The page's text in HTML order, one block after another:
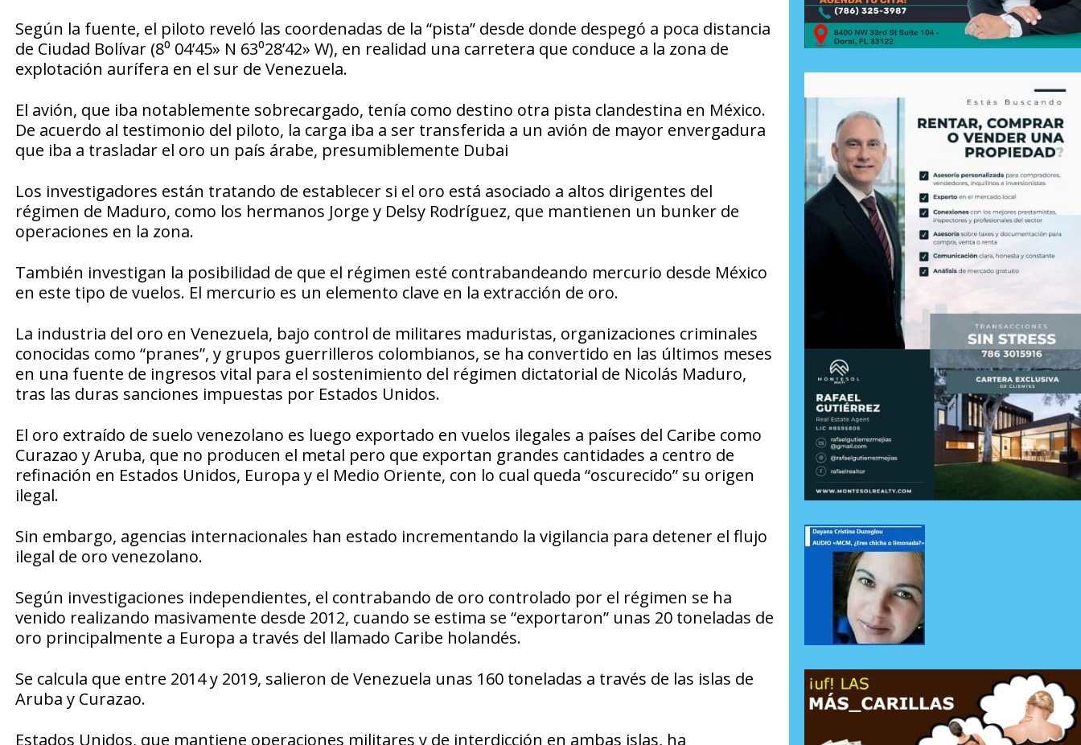
Según la fuente, el piloto reveló las coordenadas de la “pista” desde donde despegó a poca distancia
de Ciudad Bolívar (8⁰ 04’45» N 63⁰28’42» W), en realidad una carretera que conduce a la zona de
explotación aurífera en el sur de Venezuela.
El avión, que iba notablemente sobrecargado, tenía como destino otra pista clandestina en México.
De acuerdo al testimonio del piloto, la carga iba a ser transferida a un avión de mayor envergadura
que iba a trasladar el oro un país árabe, presumiblemente Dubai
Los investigadores están tratando de establecer si el oro está asociado a altos dirigentes del
régimen de Maduro, como los hermanos Jorge y Delsy Rodríguez, que mantienen un bunker de
operaciones en la zona.
También investigan la posibilidad de que el régimen esté contrabandeando mercurio desde México
en este tipo de vuelos. El mercurio es un elemento clave en la extracción de oro.
La industria del oro en Venezuela, bajo control de militares maduristas, organizaciones criminales
conocidas como “pranes”, y grupos guerrilleros colombianos, se ha convertido en las últimos meses
en una fuente de ingresos vital para el sostenimiento del régimen dictatorial de Nicolás Maduro,
tras las duras sanciones impuestas por Estados Unidos.
El oro extraído de suelo venezolano es luego exportado en vuelos ilegales a países del Caribe como
Curazao y Aruba, que no producen el metal pero que exportan grandes cantidades a centro de
refinación en Estados Unidos, Europa y el Medio Oriente, con lo cual queda “oscurecido” su origen
ilegal.
Sin embargo, agencias internacionales han estado incrementando la vigilancia para detener el flujo
ilegal de oro venezolano.
Según investigaciones independientes, el contrabando de oro controlado por el régimen se ha
venido realizando masivamente desde 2012, cuando se estima se “exportaron” unas 20 toneladas de
oro principalmente a Europa a través del llamado Caribe holandés.
Se calcula que entre 2014 y 2019, salieron de Venezuela unas 160 toneladas a través de las islas de
Aruba y Curazao.
Estados Unidos, que mantiene operaciones militares y de interdicción en ambas islas, ha